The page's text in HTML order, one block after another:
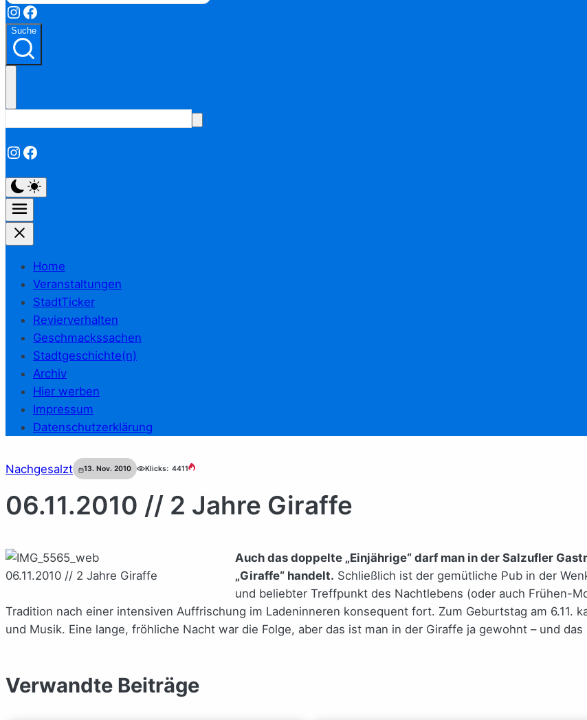
Instagram
Facebook
Suche
Instagram
Facebook
Home
Veranstaltungen
StadtTicker
Revierverhalten
Geschmackssachen
Stadtgeschichte(n)
Archiv
Hier werben
Impressum
Datenschutzerklärung
Nachgesalzt 13. Nov. 2010 Klicks: 4411
06.11.2010 // 2 Jahre Giraffe
06.11.2010 // 2 Jahre Giraffe
Auch das doppelte „Einjährige“ darf man in der Salzufler
„Giraffe“ handelt. Schließlich ist der gemütliche Pub in der
und beliebter Treffpunkt des Nachtlebens (oder auch Frühen-
Tradition nach einer intensiven Auffrischung im Ladeninneren konsequent fort. Zum Geburtstag am 6.11.
und Musik. Eine lange, fröhliche Nacht war die Folge, aber das ist man in der Giraffe ja gewohnt – und
Verwandte Beiträge